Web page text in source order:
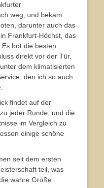
weg, und bekam
darunter auch das
Frankfurt-Höchst, das
bot die besten
direkt vor der Tür,
dem klimatisierten
den ich so auch
findet auf der
jeder Runde, und die
im Vergleich zu
einige schöne
seit dem ersten
teil, was
wahre Größe